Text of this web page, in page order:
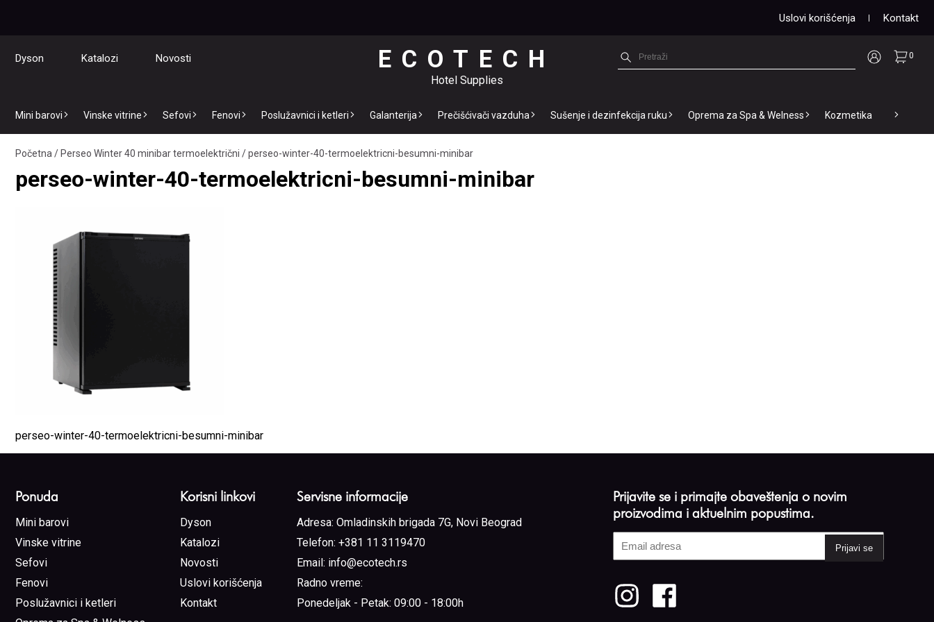
Uslovi korišćenja Kontakt
Dyson Katalozi Novosti ECOTECH
Hotel Supplies
0
Mini barovi Vinske vitrine Sefovi Fenovi Poslužavnici i ketleri Galanterija Prečišćivači vazduha Sušenje i dezinfekcija ruku Oprema za Spa & Welness Kozmetika
Početna /Perseo Winter 40 minibar termoelektrični /perseo-winter-40-termoelektricni-besumni-minibar
perseo-winter-40-termoelektricni-besumni-minibar
perseo-winter-40-termoelektricni-besumni-minibar
Ponuda
Mini barovi
Vinske vitrine
Sefovi
Fenovi
Poslužavnici i ketleri
Korisni linkovi
Dyson
Katalozi
Novosti
Uslovi korišćenja
Kontakt
Servisne informacije
Adresa: Omladinskih brigada 7G, Novi Beograd
Telefon: +381 11 3119470
Email: info@ecotech.rs
Radno vreme:
Ponedeljak - Petak: 09:00 - 18:00h
Prijavite se i primajte obaveštenja o novim
proizvodima i aktuelnim popustima.
adresa